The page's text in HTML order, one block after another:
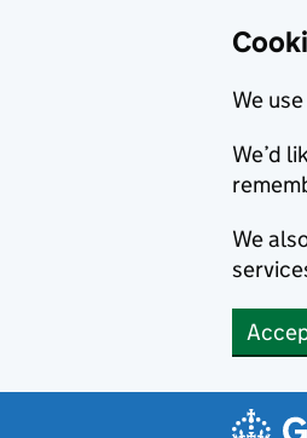
We
We’d
We